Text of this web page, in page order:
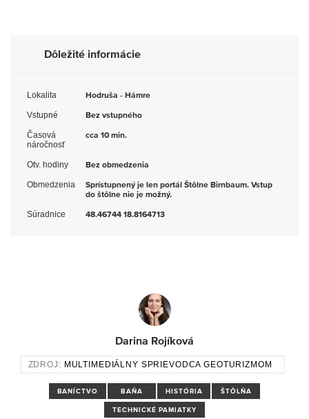
Dôležité informácie
Lokalita Hodruša - Hámre
Vstupné Bez vstupného
Časová
náročnosť
cca 10 min.
Otv. hodiny Bez obmedzenia
Obmedzenia
Sprístupnený je len portál Štôlne Birnbaum. Vstup
do štôlne nie je možný.
Súradnice 48.46744 18.8164713
Darina Rojíková
ZDROJ: MULTIMEDIÁLNY SPRIEVODCA GEOTURIZMOM
BANÍCTVO BAŇA HISTÓRIA ŠTÔLŇA
TECHNICKÉ PAMIATKY